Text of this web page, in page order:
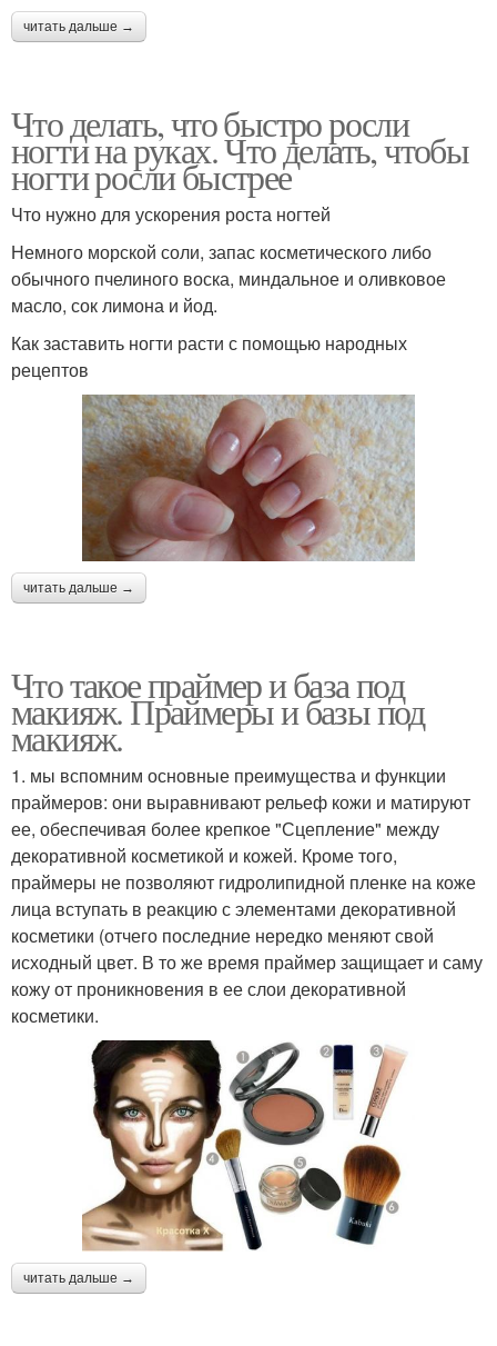
читать дальше →
Что делать, что быстро росли
ногти на руках. Что делать, чтобы
ногти росли быстрее
Что нужно для ускорения роста ногтей
Немного морской соли, запас косметического либо
обычного пчелиного воска, миндальное и оливковое
масло, сок лимона и йод.
Как заставить ногти расти с помощью народных
рецептов
читать дальше →
Что такое праймер и база под
макияж. Праймеры и базы под
макияж.
1. мы вспомним основные преимущества и функции
праймеров: они выравнивают рельеф кожи и матируют
ее, обеспечивая более крепкое "Сцепление" между
декоративной косметикой и кожей. Кроме того,
праймеры не позволяют гидролипидной пленке на коже
лица вступать в реакцию с элементами декоративной
косметики (отчего последние нередко меняют свой
исходный цвет. В то же время праймер защищает и саму
кожу от проникновения в ее слои декоративной
косметики.
читать дальше →